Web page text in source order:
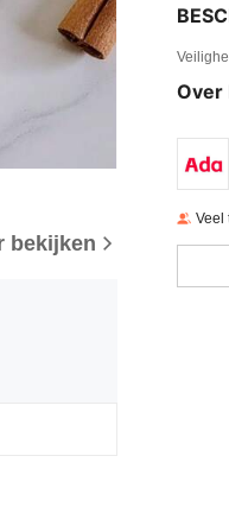
bekijken
Over
Veel